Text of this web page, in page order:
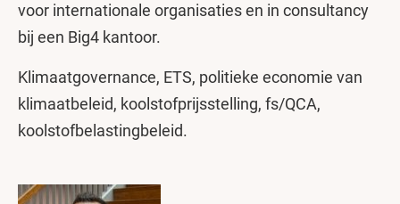
voor internationale organisaties en in consultancy
bij een Big4 kantoor.
Klimaatgovernance, ETS, politieke economie van
klimaatbeleid, koolstofprijsstelling, fs/QCA,
koolstofbelastingbeleid.